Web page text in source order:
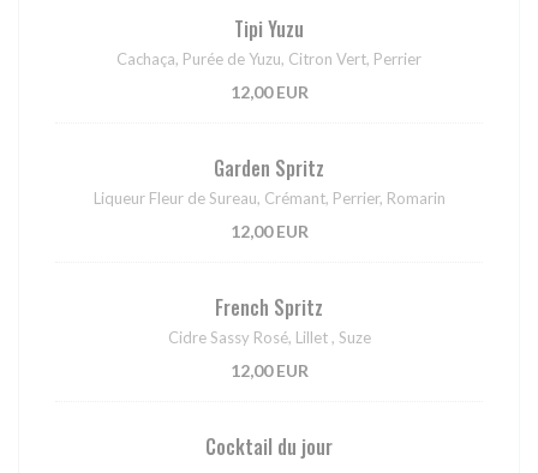
Tipi Yuzu
Cachaça, Purée de Yuzu, Citron Vert, Perrier
12,00 EUR
Garden Spritz
Liqueur Fleur de Sureau, Crémant, Perrier, Romarin
12,00 EUR
French Spritz
Cidre Sassy Rosé, Lillet , Suze
12,00 EUR
Cocktail du jour